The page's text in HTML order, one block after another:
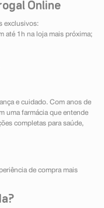
Online
exclusivos:
até 1h na loja mais próxima;
e cuidado. Com anos de
uma farmácia que entende
completas para saúde,
de compra mais